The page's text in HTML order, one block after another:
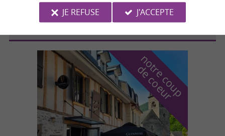
Spassio
n
o
t
r
e
c
o
u
p
d
e
c
o
e
u
r
JE REFUSE
J'ACCEPTE